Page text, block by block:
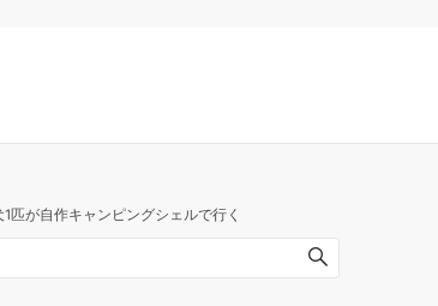
が自作キャンピングシェルで行く